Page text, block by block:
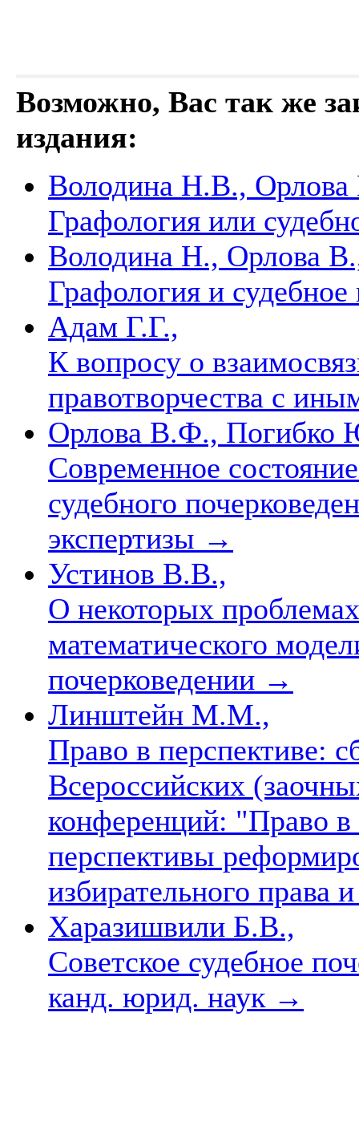
Возможно, Вас так же
издания:
Володина Н.В.,
Графология или
Володина Н., Орлова
Графология и
Адам Г.Г.,
К вопросу о
правотворчества с
Орлова В.Ф., Погибко
Современное
судебного
экспертизы →
Устинов В.В.,
О некоторых
математического
почерковедении →
Линштейн М.М.,
Право в перспективе:
Всероссийских
конференций: "Право
перспективы
избирательного права
Харазишвили Б.В.,
Советское судебное
канд. юрид. наук →